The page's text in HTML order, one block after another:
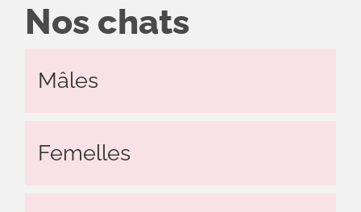
Nos chats
Mâles
Femelles